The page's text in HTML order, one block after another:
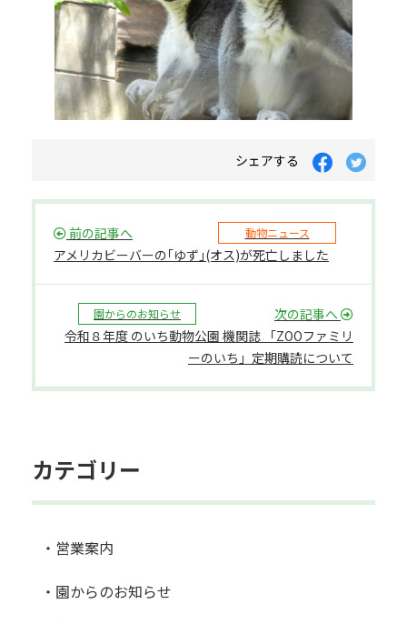
シェアする
前の記事へ 動物ニュース
アメリカビーバーの｢ゆず｣(オス)が死亡しました
園からのお知らせ
次の記事へ
令和８年度 のいち動物公園 機関誌 「ZOOファミリ
ーのいち」定期購読について
カテゴリー
・営業案内
・園からのお知らせ